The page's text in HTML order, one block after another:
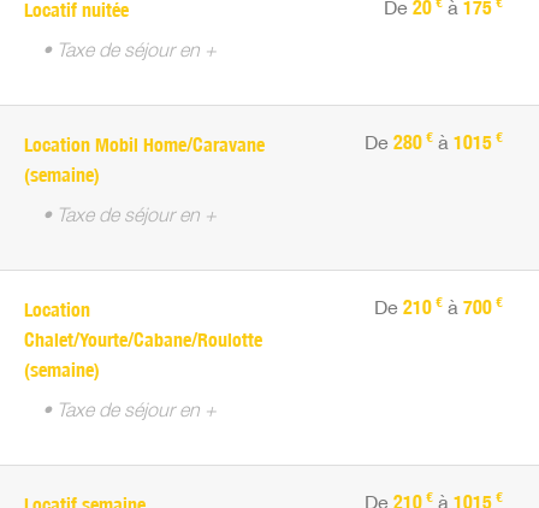
Locatif nuitée De 20 à 175
• Taxe de séjour en +
Location Mobil Home/Caravane
(semaine)
De 280 € à 1015 €
• Taxe de séjour en +
Location
Chalet/Yourte/Cabane/Roulotte
(semaine)
De 210 € à 700 €
• Taxe de séjour en +
De 210 € à 1015 €